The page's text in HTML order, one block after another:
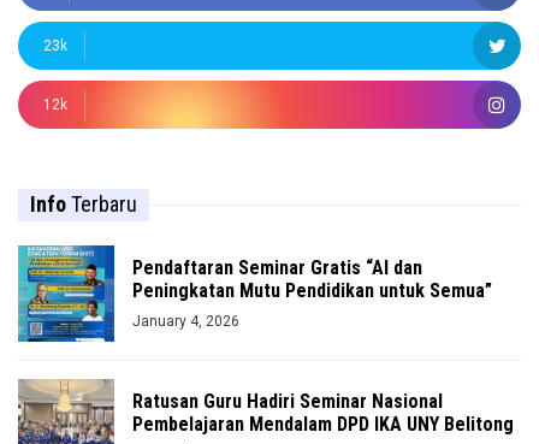
23k
12k
InfoTerbaru
Pendaftaran Seminar Gratis “AI dan
Peningkatan Mutu Pendidikan untuk Semua”
January 4, 2026
Ratusan Guru Hadiri Seminar Nasional
Pembelajaran Mendalam DPD IKA UNY Belitong